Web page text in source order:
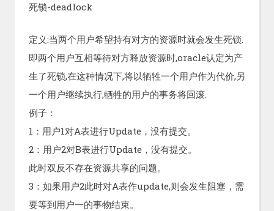
死锁-deadlock
定义:当两个用户希望持有对方的资源时就会发生死锁.
即两个用户互相等待对方释放资源时,oracle认定为产
生了死锁,在这种情况下,将以牺牲一个用户作为代价,另
一个用户继续执行,牺牲的用户的事务将回滚.
例子：
1：用户1对A表进行Update，没有提交。
2：用户2对B表进行Update，没有提交。
此时双反不存在资源共享的问题。
3：如果用户2此时对A表作update,则会发生阻塞，需
要等到用户一的事物结束。